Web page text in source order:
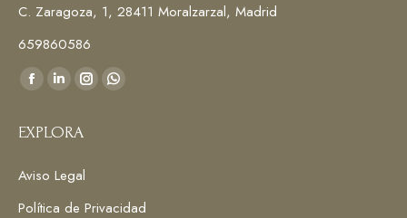
C. Zaragoza, 1, 28411 Moralzarzal, Madrid
659860586
Encuéntranos en:
Facebook
opens
new
window
Linkedin
opens
new
window
Instagram
window
Whatsapp
window
EXPLORA
Aviso Legal
Política de Privacidad